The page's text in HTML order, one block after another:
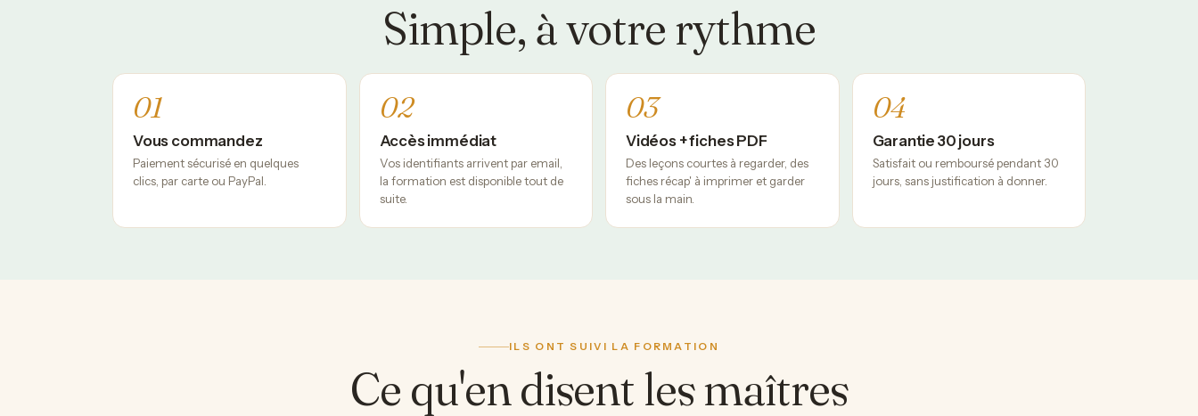
Simple, à votre rythme
01
Vous commandez
Paiement sécurisé en quelques
clics, par carte ou PayPal.
02
Accès immédiat
Vos identifiants arrivent par email,
la formation est disponible tout de
suite.
03
Vidéos + fiches PDF
Des leçons courtes à regarder, des
fiches récap' à imprimer et garder
sous la main.
04
Garantie 30 jours
Satisfait ou remboursé pendant 30
jours, sans justification à donner.
ILS ONT SUIVI LA FORMATION
Ce qu'en disent les maîtres